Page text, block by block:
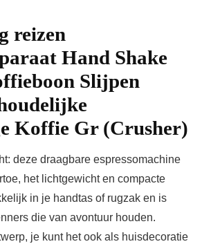
reizen
Hand Shake
Slijpen
Koffie Gr (Crusher)
deze draagbare espressomachine
het lichtgewicht en compacte
in je handtas of rugzak en is
die van avontuur houden.
je kunt het ook als huisdecoratie